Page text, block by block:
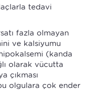
tedavi
fazla olmayan
ve kalsiyumu
(kanda
olarak vücutta
çıkması
olgulara çok ender